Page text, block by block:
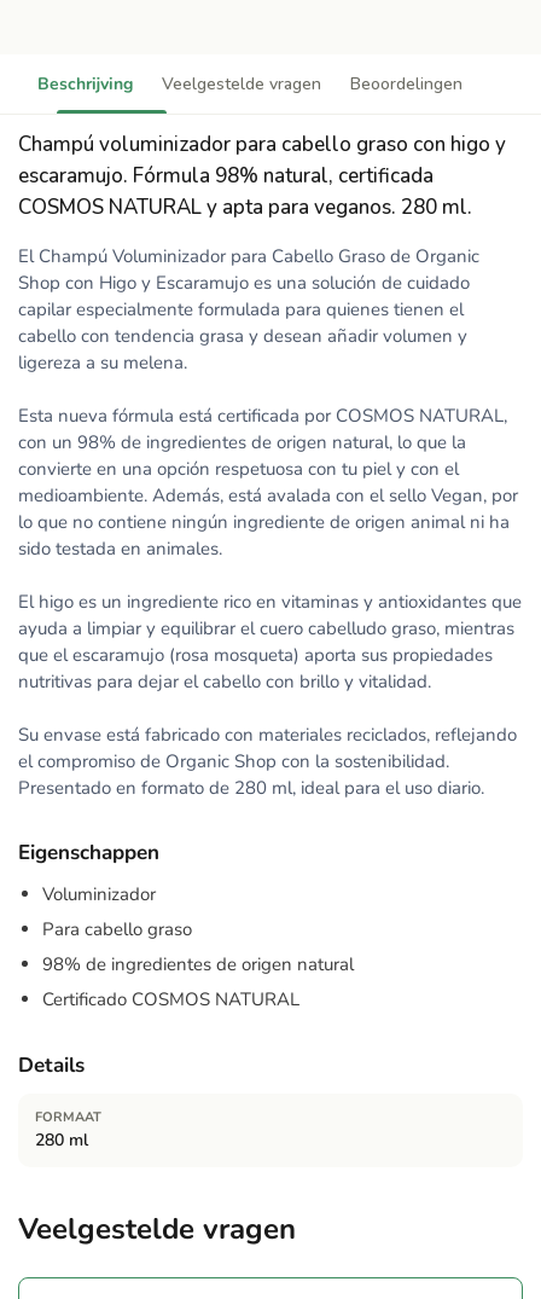
Beschrijving Veelgestelde vragen Beoordelingen
Champú voluminizador para cabello graso con higo y
escaramujo. Fórmula 98% natural, certificada
COSMOS NATURAL y apta para veganos. 280 ml.
El Champú Voluminizador para Cabello Graso de Organic
Shop con Higo y Escaramujo es una solución de cuidado
capilar especialmente formulada para quienes tienen el
cabello con tendencia grasa y desean añadir volumen y
ligereza a su melena.
Esta nueva fórmula está certificada por COSMOS NATURAL,
con un 98% de ingredientes de origen natural, lo que la
convierte en una opción respetuosa con tu piel y con el
medioambiente. Además, está avalada con el sello Vegan, por
lo que no contiene ningún ingrediente de origen animal ni ha
sido testada en animales.
El higo es un ingrediente rico en vitaminas y antioxidantes que
ayuda a limpiar y equilibrar el cuero cabelludo graso, mientras
que el escaramujo (rosa mosqueta) aporta sus propiedades
nutritivas para dejar el cabello con brillo y vitalidad.
Su envase está fabricado con materiales reciclados, reflejando
el compromiso de Organic Shop con la sostenibilidad.
Presentado en formato de 280 ml, ideal para el uso diario.
Eigenschappen
Voluminizador
Para cabello graso
98% de ingredientes de origen natural
Certificado COSMOS NATURAL
Details
FORMAAT
280 ml
Veelgestelde vragen